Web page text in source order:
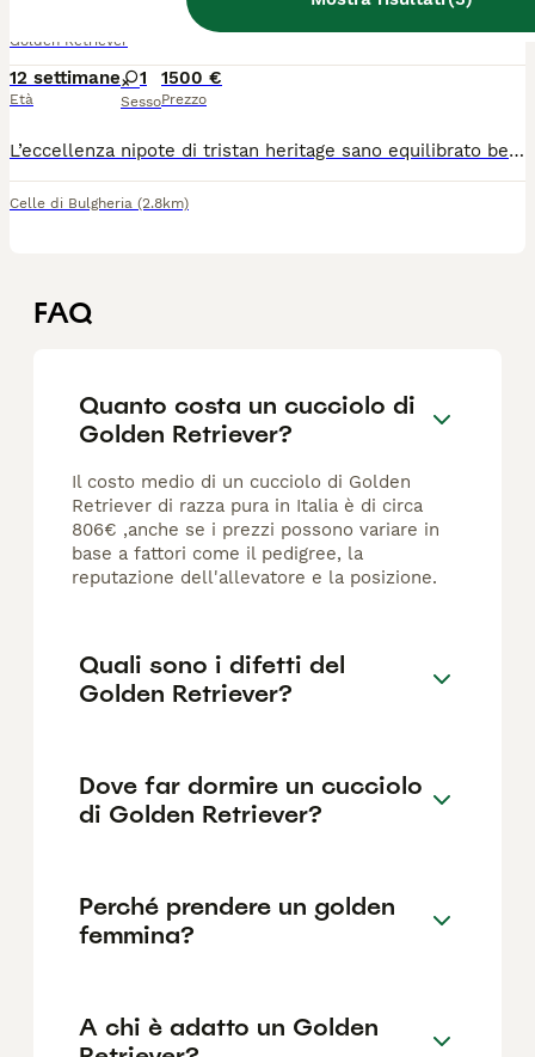
Golden Retriever
12 settimane
Età
1
Sesso
1500 €
Prezzo
L’eccellenza nipote di tristan heritage sano equilibrato bellezza mozzafiato colore e bellezza rara mantello Dark (oro scuro)
Celle di Bulgheria (2.8km)
FAQ
Quanto costa un cucciolo di
Golden Retriever?
Il costo medio di un cucciolo di Golden
Retriever di razza pura in Italia è di circa
806€ ,anche se i prezzi possono variare in
base a fattori come il pedigree, la
reputazione dell'allevatore e la posizione.
Quali sono i difetti del
Golden Retriever?
Dove far dormire un cucciolo
di Golden Retriever?
Perché prendere un golden
femmina?
A chi è adatto un Golden